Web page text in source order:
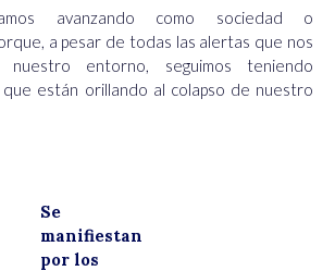
avanzando como sociedad o
a pesar de todas las alertas que nos
nuestro entorno, seguimos teniendo
que están orillando al colapso de nuestro
Se
manifiestan
por los